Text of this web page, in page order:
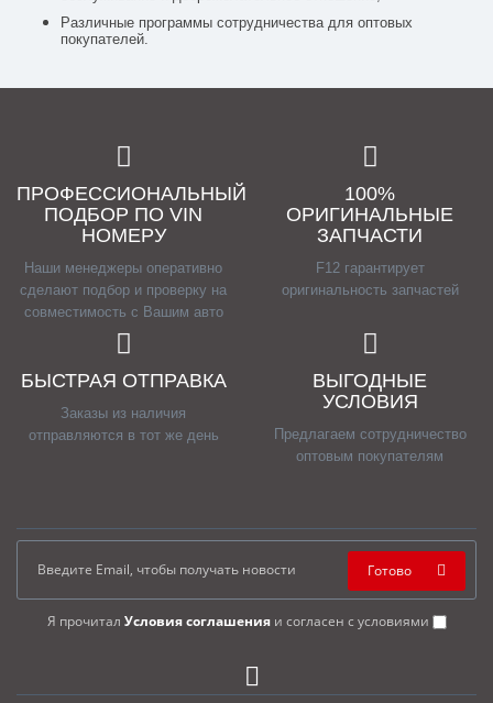
Различные программы сотрудничества для оптовых
покупателей.
ПРОФЕССИОНАЛЬНЫЙ
ПОДБОР ПО VIN
НОМЕРУ
Наши менеджеры оперативно
сделают подбор и проверку на
совместимость с Вашим авто
100%
ОРИГИНАЛЬНЫЕ
ЗАПЧАСТИ
F12 гарантирует
оригинальность запчастей
БЫСТРАЯ ОТПРАВКА
Заказы из наличия
отправляются в тот же день
ВЫГОДНЫЕ
УСЛОВИЯ
Предлагаем сотрудничество
оптовым покупателям
Я прочитал Условия соглашенияи согласен с условиями
Готово